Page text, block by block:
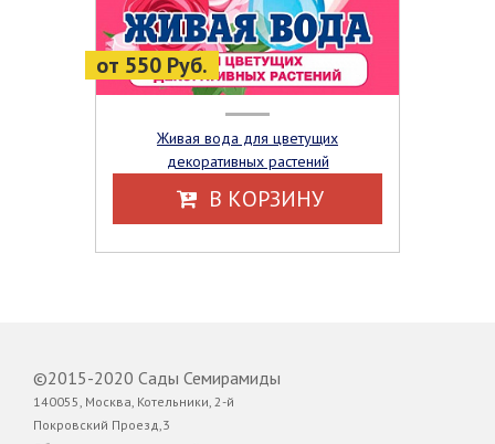
от 550 Руб.
Живая вода для цветущих
декоративных растений
В КОРЗИНУ
©2015-2020 Сады Семирамиды
140055, Москва, Котельники, 2-й
Покровский Проезд,3